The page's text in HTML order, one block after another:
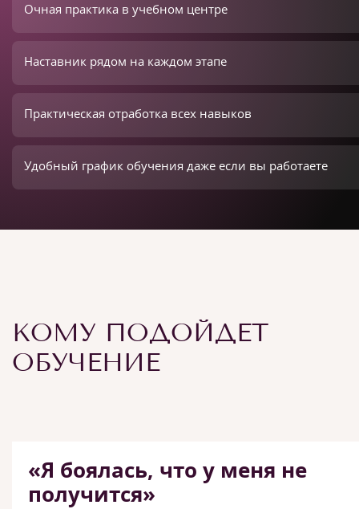
Очная практика в учебном центре
Наставник рядом на каждом этапе
Практическая отработка всех навыков
Удобный график обучения даже если вы работаете
КОМУ ПОДОЙДЕТ
ОБУЧЕНИЕ
«Я боялась, что у меня не
получится»